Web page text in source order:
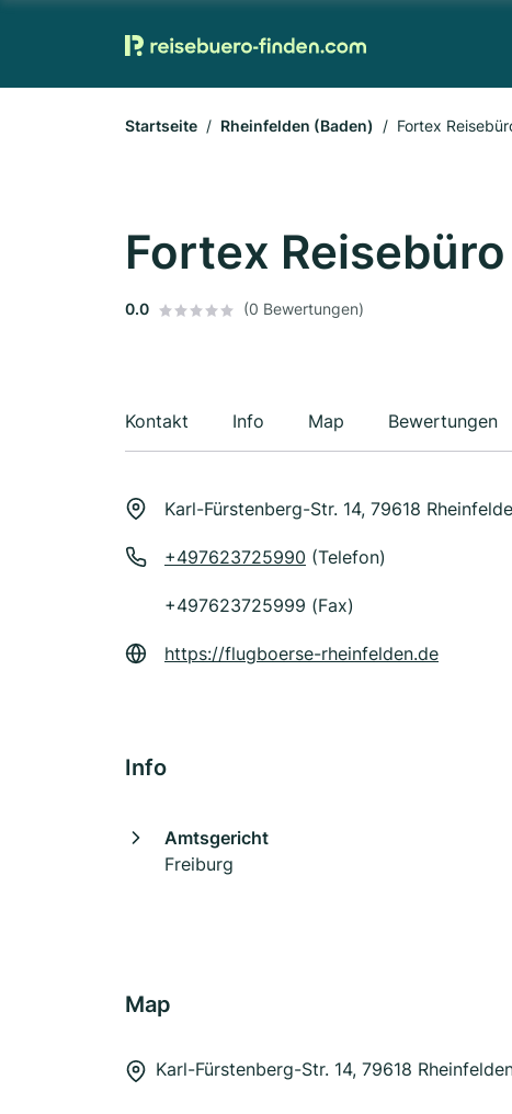
Startseite Rheinfelden (Baden) Fortex
Fortex
0.0 (0 Bewertungen)
Kontakt Info Map Bewertungen
Karl-Fürstenberg-Str. 14, 79618
+497623725990 (Telefon)
+497623725999 (Fax)
https://flugboerse-rheinfelden.de
Info
Amtsgericht
Freiburg
Map
Karl-Fürstenberg-Str. 14, 79618